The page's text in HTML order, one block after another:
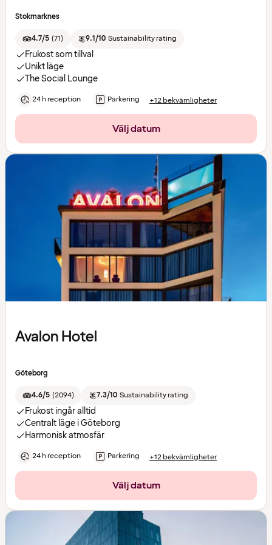
Stokmarknes
4.7/5 (71) 9.1/10 Sustainability rating
Frukost som tillval
Unikt läge
The Social Lounge
24 h reception Parkering +12 bekvämligheter
Välj datum
Avalon Hotel
Göteborg
4.6/5 (2094) 7.3/10 Sustainability rating
Frukost ingår alltid
Centralt läge i Göteborg
Harmonisk atmosfär
24 h reception Parkering +12 bekvämligheter
Välj datum